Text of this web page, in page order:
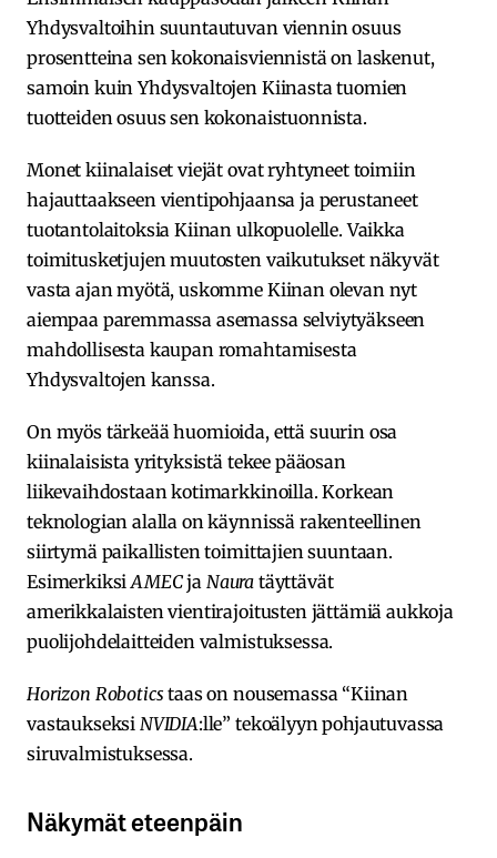
Yhdysvaltoihin suuntautuvan viennin osuus
prosentteina sen kokonaisviennistä on laskenut,
samoin kuin Yhdysvaltojen Kiinasta tuomien
tuotteiden osuus sen kokonaistuonnista.
Monet kiinalaiset viejät ovat ryhtyneet toimiin
hajauttaakseen vientipohjaansa ja perustaneet
tuotantolaitoksia Kiinan ulkopuolelle. Vaikka
toimitusketjujen muutosten vaikutukset näkyvät
vasta ajan myötä, uskomme Kiinan olevan nyt
aiempaa paremmassa asemassa selviytyäkseen
mahdollisesta kaupan romahtamisesta
Yhdysvaltojen kanssa.
On myös tärkeää huomioida, että suurin osa
kiinalaisista yrityksistä tekee pääosan
liikevaihdostaan kotimarkkinoilla. Korkean
teknologian alalla on käynnissä rakenteellinen
siirtymä paikallisten toimittajien suuntaan.
EsimerkiksiAMECja Naura täyttävät
amerikkalaisten vientirajoitusten jättämiä aukkoja
puolijohdelaitteiden valmistuksessa.
Horizon Roboticstaas on nousemassa “Kiinan
vastaukseksi NVIDIA:lle” tekoälyyn pohjautuvassa
siruvalmistuksessa.
Näkymät eteenpäin